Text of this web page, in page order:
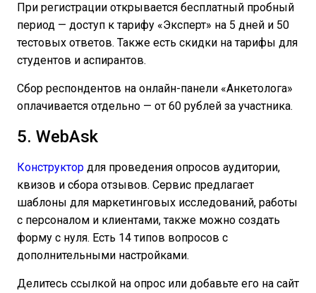
При регистрации открывается бесплатный пробный
период — доступ к тарифу «Эксперт» на 5 дней и 50
тестовых ответов. Также есть скидки на тарифы для
студентов и аспирантов.
Сбор респондентов на онлайн-панели «Анкетолога»
оплачивается отдельно — от 60 рублей за участника.
5. WebAsk
Конструктор для проведения опросов аудитории,
квизов и сбора отзывов. Сервис предлагает
шаблоны для маркетинговых исследований, работы
с персоналом и клиентами, также можно создать
форму с нуля. Есть 14 типов вопросов с
дополнительными настройками.
Делитесь ссылкой на опрос или добавьте его на сайт